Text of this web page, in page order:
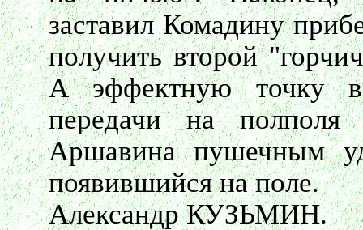
заставил Комадину
получить второй
А эффектную точку в
передачи на
Аршавина пушечным
появившийся на поле.
Александр КУЗЬМИН.